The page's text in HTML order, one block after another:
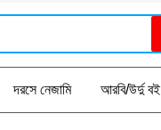
দরসে নেজামি আরবি/উর্দু বই